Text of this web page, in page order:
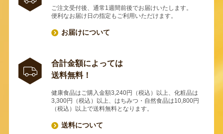
ご注文受付後、通常1週間前後でお届けいたします。
便利なお届け日の指定もご利用いただけます。
お届けについて
合計金額によっては
送料無料！
健康食品はご購入金額3,240円（税込）以上、化粧品は
3,300円（税込）以上、はちみつ・自然食品は10,800円
（税込）以上で送料無料となります。
送料について